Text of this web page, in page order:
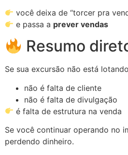
você deixa de “torcer pra
e passa a prever vendas
Resumo
Se sua excursão não está
não é falta de cliente
não é falta de divulgação
é falta de estrutura na venda
Se você continuar operando no
perdendo dinheiro.